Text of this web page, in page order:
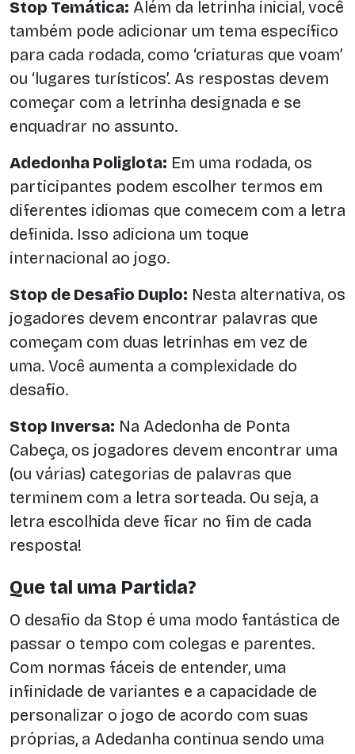
Stop Temática: Além da letrinha inicial, você
também pode adicionar um tema específico
para cada rodada, como ‘criaturas que voam’
ou ‘lugares turísticos’. As respostas devem
começar com a letrinha designada e se
enquadrar no assunto.
Adedonha Poliglota: Em uma rodada, os
participantes podem escolher termos em
diferentes idiomas que comecem com a letra
definida. Isso adiciona um toque
internacional ao jogo.
Stop de Desafio Duplo: Nesta alternativa, os
jogadores devem encontrar palavras que
começam com duas letrinhas em vez de
uma. Você aumenta a complexidade do
desafio.
Stop Inversa: Na Adedonha de Ponta
Cabeça, os jogadores devem encontrar uma
(ou várias) categorias de palavras que
terminem com a letra sorteada. Ou seja, a
letra escolhida deve ficar no fim de cada
resposta!
Que tal uma Partida?
O desafio da Stop é uma modo fantástica de
passar o tempo com colegas e parentes.
Com normas fáceis de entender, uma
infinidade de variantes e a capacidade de
personalizar o jogo de acordo com suas
próprias, a Adedanha continua sendo uma